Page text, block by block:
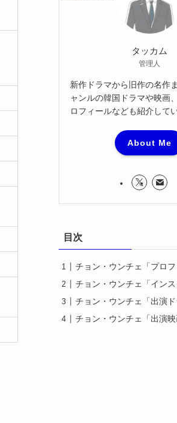
タッカム
管理人
新作ドラマから旧作の名作
ャンルの韓国ドラマや映画
ロフィールなども紹介して
About Me
目次
チョン・ウンチェ「プロフ
チョン・ウンチェ「インス
チョン・ウンチェ「出演ド
チョン・ウンチェ「出演映